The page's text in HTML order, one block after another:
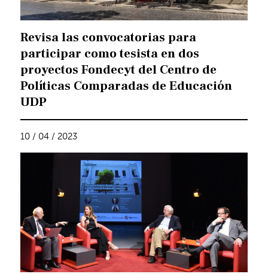
Revisa las convocatorias para
participar como tesista en dos
proyectos Fondecyt del Centro de
Políticas Comparadas de Educación
UDP
10 / 04 / 2023